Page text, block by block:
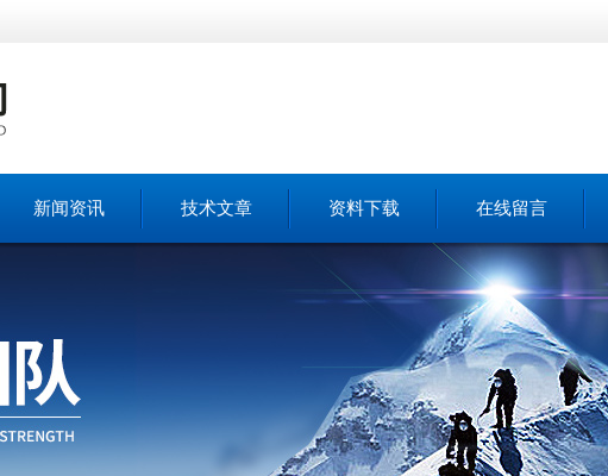
新闻资讯 技术文章 资料下载 在线留言